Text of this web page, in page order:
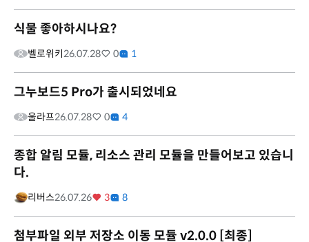
식물 좋아하시나요?
벨로위키26.07.28 0 1
그누보드5 Pro가 출시되었네요
울라프26.07.28 0 4
종합 알림 모듈, 리소스 관리 모듈을 만들어보고 있습니
다.
리버스26.07.26 3 8
첨부파일 외부 저장소 이동 모듈 v2.0.0 [최종]